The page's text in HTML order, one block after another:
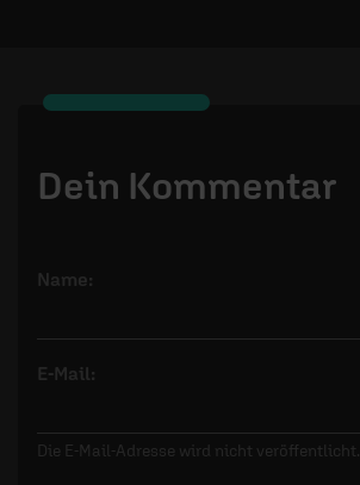
Dein Kommentar
Name:
E-Mail:
Die E-Mail-Adresse wird nicht veröffentlicht.